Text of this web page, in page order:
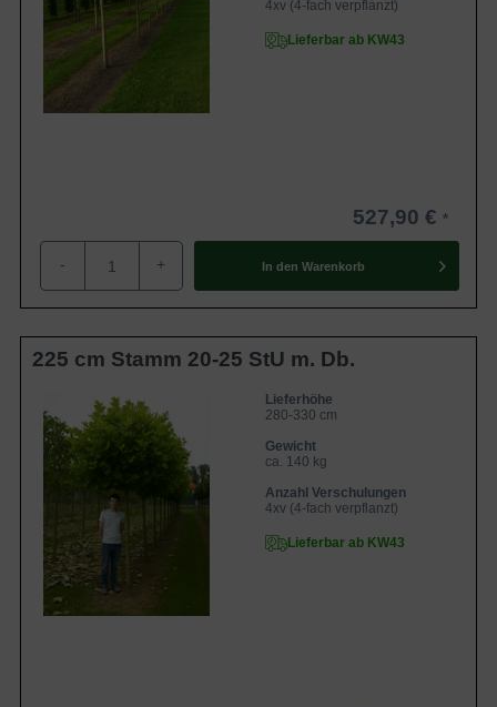
4xv (4-fach verpflanzt)
Lieferbar ab KW43
527,90 €
- + In den Warenkorb
225 cm Stamm 20-25 StU m. Db.
Lieferhöhe
280-330 cm
Gewicht
ca. 140 kg
Anzahl Verschulungen
4xv (4-fach verpflanzt)
Lieferbar ab KW43